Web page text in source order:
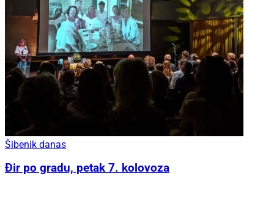
Šibenik danas
Đir po gradu, petak 7. kolovoza